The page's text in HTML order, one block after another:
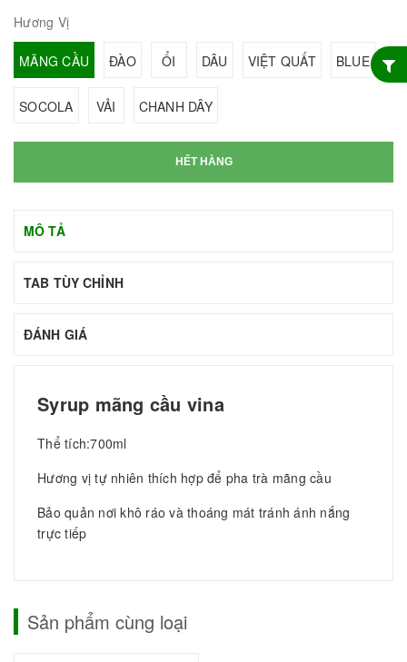
Hương Vị
MÃNG CẦU ĐÀO ỔI DÂU VIỆT QUẤT BLUE
SOCOLA VẢI CHANH DÂY
HẾT HÀNG
MÔ TẢ
TAB TÙY CHỈNH
ĐÁNH GIÁ
Syrup mãng cầu vina
Thể tích:700ml
Hương vị tự nhiên thích hợp để pha trà mãng cầu
Bảo quản nơi khô ráo và thoáng mát tránh ánh nắng
trực tiếp
Sản phẩm cùng loại